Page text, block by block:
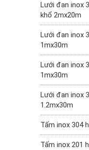
Lưới đan inox
khổ 2mx20m
Lưới đan inox
1mx30m
Lưới đan inox
1mx30m
Lưới đan inox
1.2mx30m
Tấm inox 304
Tấm inox 201